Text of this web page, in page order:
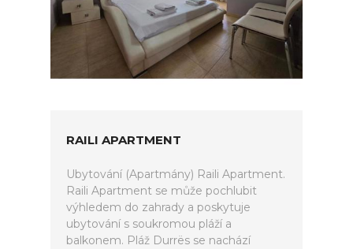
RAILI APARTMENT
Ubytování (Apartmány) Raili Apartment.
Raili Apartment se může pochlubit
výhledem do zahrady a poskytuje
ubytování s soukromou pláží a
balkonem. Pláž Durrës se nachází